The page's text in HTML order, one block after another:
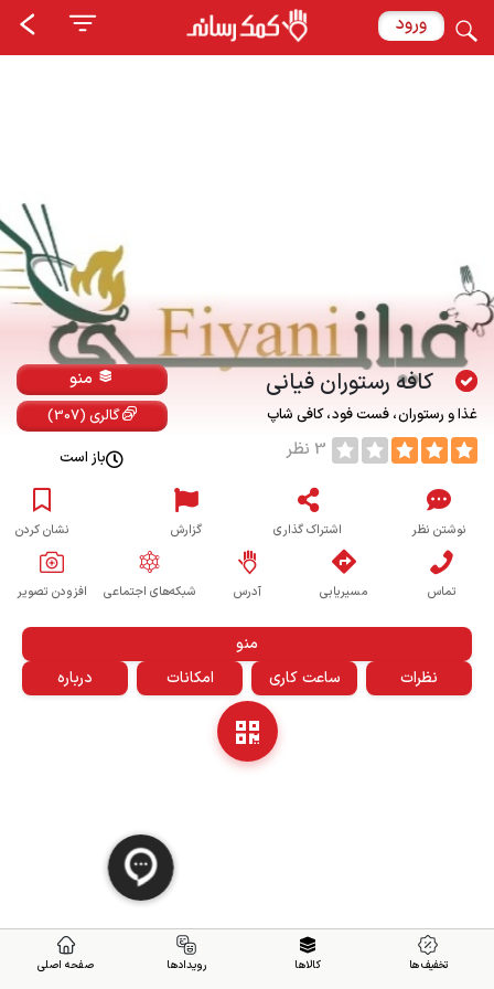
ورود
کافه رستوران فیانی منو
غذا و رستوران فست فود کافی شاپ گالری (307)
3 نظر باز است
نوشتن نظر اشتراک گذاری گزارش نشان کردن
تماس مسیریابی آدرس شبکه‌های اجتماعی افزودن تصویر
منو
نظرات
ساعت کاری امکانات درباره
تخفیف ها کالاها رویدادها صفحه اصلی